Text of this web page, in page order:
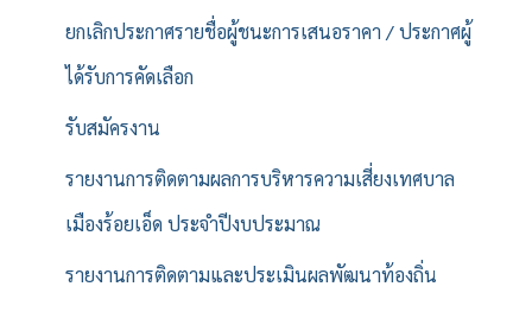
ยกเลิกประกาศรายชื่อผู้ชนะการเสนอราคา / ประกาศผู้
ได้รับการคัดเลือก
รับสมัครงาน
รายงานการติดตามผลการบริหารความเสี่ยงเทศบาล
เมืองร้อยเอ็ด ประจำปีงบประมาณ
รายงานการติดตามและประเมินผลพัฒนาท้องถิ่น